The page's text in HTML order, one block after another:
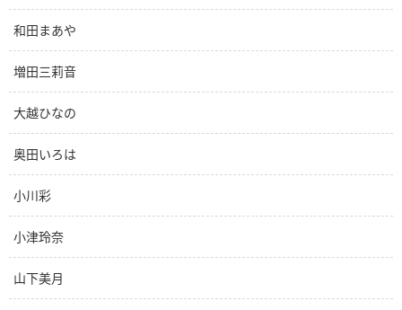
和田まあや
増田三莉音
大越ひなの
奥田いろは
小川彩
小津玲奈
山下美月